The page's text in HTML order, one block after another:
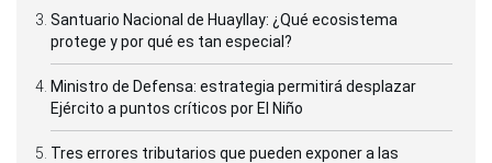
Santuario Nacional de Huayllay: ¿Qué ecosistema
protege y por qué es tan especial?
Ministro de Defensa: estrategia permitirá desplazar
Ejército a puntos críticos por El Niño
Tres errores tributarios que pueden exponer a las